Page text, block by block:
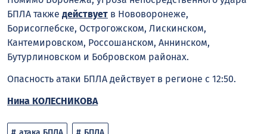
БПЛА также действует в Нововоронеже,
Борисоглебске, Острогожском, Лискинском,
Кантемировском, Россошанском, Аннинском,
Бутурлиновском и Бобровском районах.
Опасность атаки БПЛА действует в регионе с 12:50.
Нина КОЛЕСНИКОВА